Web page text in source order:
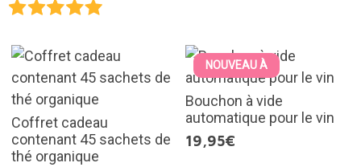
Coffret cadeau
contenant 45 sachets de
thé organique
NOUVEAU À
Bouchon à vide
automatique pour le vin
19,95€